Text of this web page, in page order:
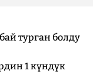
турган болду
1 күндүк